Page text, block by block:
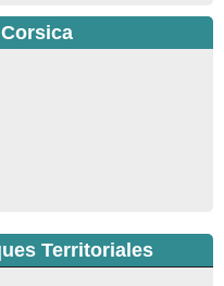
Territoriales